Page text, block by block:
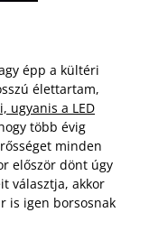
épp a kültéri
élettartam,
ugyanis a LED
több évig
minden
először dönt úgy
választja, akkor
is igen borsosnak